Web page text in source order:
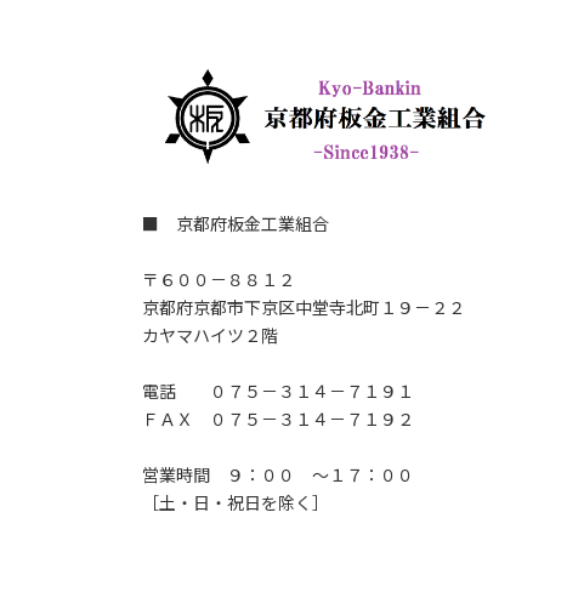
■ 京都府板金工業組合
〒６００－８８１２
京都府京都市下京区中堂寺北町１９－２２
カヤマハイツ２階
電話 ０７５－３１４－７１９１
ＦＡＸ ０７５－３１４－７１９２
営業時間 ９：００ ～１７：００
［土・日・祝日を除く］